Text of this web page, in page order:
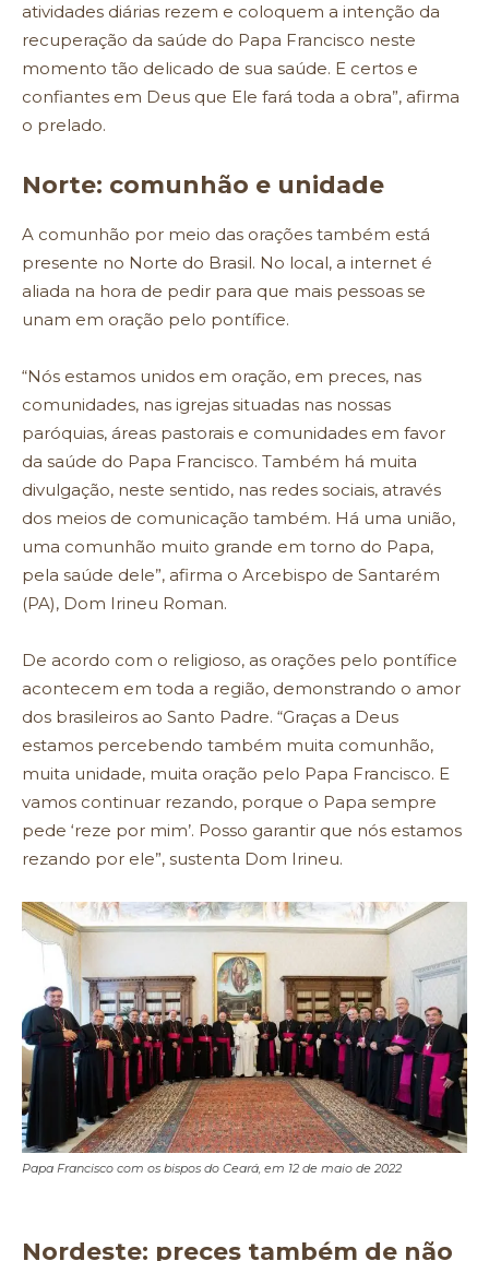
atividades diárias rezem e coloquem a intenção da
recuperação da saúde do Papa Francisco neste
momento tão delicado de sua saúde. E certos e
confiantes em Deus que Ele fará toda a obra”, afirma
o prelado.
Norte: comunhão e unidade
A comunhão por meio das orações também está
presente no Norte do Brasil. No local, a internet é
aliada na hora de pedir para que mais pessoas se
unam em oração pelo pontífice.
“Nós estamos unidos em oração, em preces, nas
comunidades, nas igrejas situadas nas nossas
paróquias, áreas pastorais e comunidades em favor
da saúde do Papa Francisco. Também há muita
divulgação, neste sentido, nas redes sociais, através
dos meios de comunicação também. Há uma união,
uma comunhão muito grande em torno do Papa,
pela saúde dele”, afirma o Arcebispo de Santarém
(PA), Dom Irineu Roman.
De acordo com o religioso, as orações pelo pontífice
acontecem em toda a região, demonstrando o amor
dos brasileiros ao Santo Padre. “Graças a Deus
estamos percebendo também muita comunhão,
muita unidade, muita oração pelo Papa Francisco. E
vamos continuar rezando, porque o Papa sempre
pede ‘reze por mim’. Posso garantir que nós estamos
rezando por ele”, sustenta Dom Irineu.
Papa Francisco com os bispos do Ceará, em 12 de maio de 2022
Nordeste: preces também de não